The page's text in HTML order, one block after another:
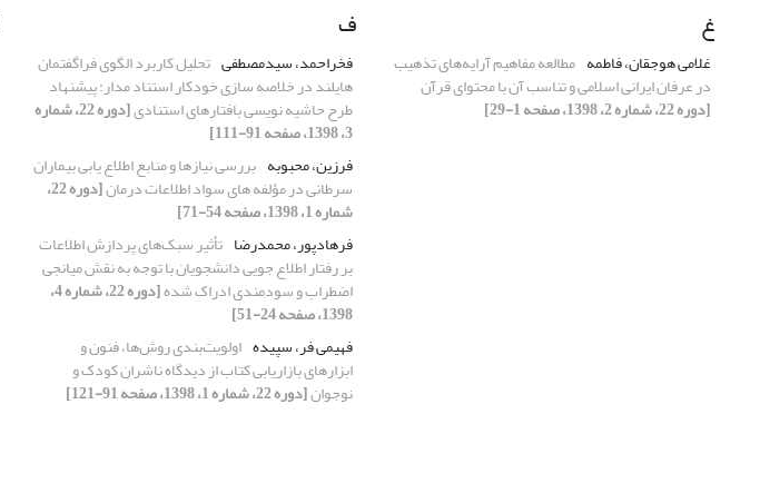
غ
غلامی هوجقان، فاطمه مطالعه مفاهیم آرایه‌های تذهیب
در عرفان ایرانی اسلامی و تناسب آن با محتوای قرآن
[دوره 22، شماره 2، 1398، صفحه 1-29]
ف
فخراحمد، سیدمصطفی تحلیل کاربرد الگوی فراگفتمان
هایلند در خلاصه سازی خودکار استناد مدار: پیشنهاد
طرح حاشیه نویسی بافتارهای استنادی [دوره 22، شماره
3، 1398، صفحه 91-111]
فرزین، محبوبه بررسی نیازها و منابع اطلاع یابی بیماران
سرطانی در مؤلفه های سواد اطلاعات درمان [دوره 22،
شماره 1، 1398، صفحه 54-71]
فرهادپور، محمدرضا تأثیر سبک‌های پردازش اطلاعات
بر رفتار اطلاع جویی دانشجویان با توجه به نقش میانجی
اضطراب و سودمندی ادراک شده [دوره 22، شماره 4،
1398، صفحه 24-51]
فهیمی فر، سپیده اولویت‌بندی روش‌ها، فنون و
ابزارهای بازاریابی کتاب از دیدگاه ناشران کودک و
نوجوان[دوره 22، شماره 1، 1398، صفحه 91-121]